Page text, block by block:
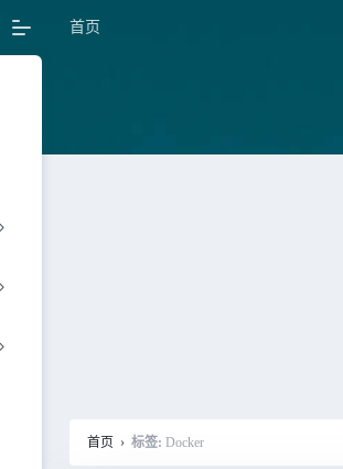
首页
首页 › 标签: Docker